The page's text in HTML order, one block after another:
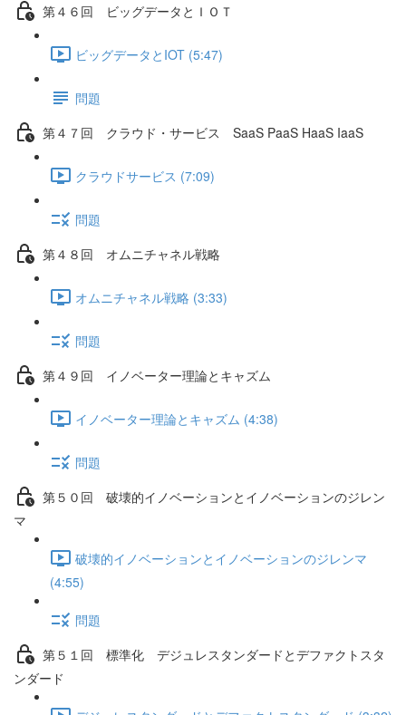
第４６回 ビッグデータとＩＯＴ
ビッグデータとIOT (5:47)
問題
第４７回 クラウド・サービス SaaS PaaS HaaS IaaS
クラウドサービス (7:09)
問題
第４８回 オムニチャネル戦略
オムニチャネル戦略 (3:33)
問題
第４９回 イノベーター理論とキャズム
イノベーター理論とキャズム (4:38)
問題
第５０回 破壊的イノベーションとイノベーションのジレン
マ
破壊的イノベーションとイノベーションのジレンマ
(4:55)
問題
第５１回 標準化 デジュレスタンダードとデファクトスタ
ンダード